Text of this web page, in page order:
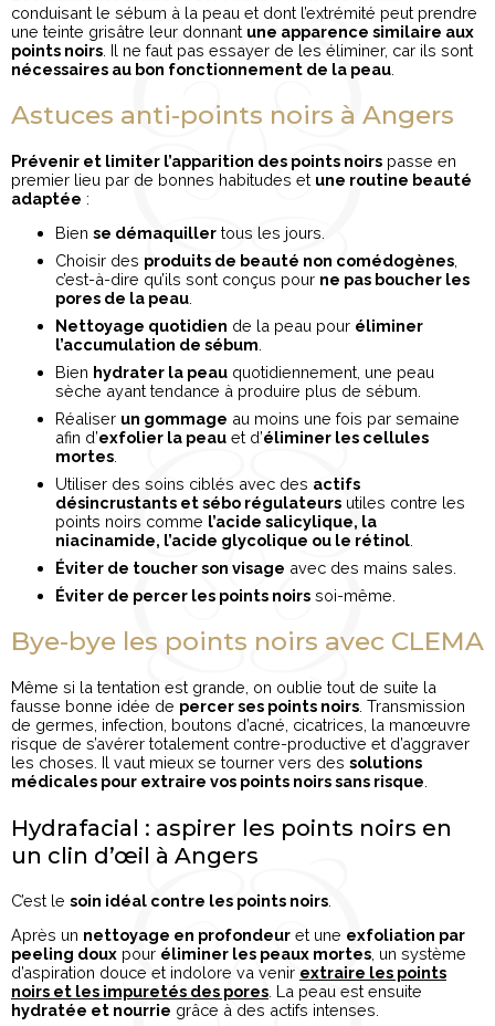
conduisant le sébum à la peau et dont l’extrémité peut prendre
une teinte grisâtre leur donnant une apparence similaire aux
points noirs . Il ne faut pas essayer de les éliminer, car ils sont
nécessaires au bon fonctionnement de la peau
Astuces anti-points noirs à Angers
Prévenir et limiter l’apparition des points noirs passe en
premier lieu par de bonnes habitudes et une routine beauté
adaptée :
Bien se démaquiller tous les jours.
Choisir des produits de beauté non comédogènes
c’est-à-dire qu’ils sont conçus pour ne pas boucher les
pores de la peau
Nettoyage quotidien de la peau pour éliminer
l’accumulation de sébum
Bien hydrater la peau quotidiennement, une peau
sèche ayant tendance à produire plus de sébum.
Réaliser un gommage au moins une fois par semaine
afin d’exfolier la peau et d’éliminer les cellules
mortes
Utiliser des soins ciblés avec des actifs
désincrustants et sébo régulateurs utiles contre les
points noirs comme l’acide salicylique, la
niacinamide, l’acide glycolique ou le rétinol
Éviter de toucher son visage avec des mains sales.
Éviter de percer les points noirs soi-même.
Bye-bye les points noirs avec CLEMA
Même si la tentation est grande, on oublie tout de suite la
fausse bonne idée de percer ses points noirs . Transmission
de germes, infection, boutons d’acné, cicatrices, la manœuvre
risque de s’avérer totalement contre-productive et d’aggraver
les choses. Il vaut mieux se tourner vers des solutions
médicales pour extraire vos points noirs sans risque
Hydrafacial : aspirer les points noirs en
un clin d’œil à Angers
C’est le soin idéal contre les points noirs
Après un nettoyage en profondeur et une exfoliation par
peeling doux pour éliminer les peaux mortes , un système
d’aspiration douce et indolore va venir extraire les points
noirs et les impuretés des pores . La peau est ensuite
hydratée et nourrie grâce à des actifs intenses.